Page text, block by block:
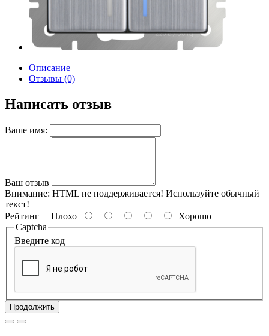
Описание
Отзывы (0)
Написать отзыв
Ваше имя:
Ваш отзыв
Внимание: HTML не поддерживается! Используйте обычный
текст!
Рейтинг Плохо
Хорошо
Captcha
Введите код
Продолжить